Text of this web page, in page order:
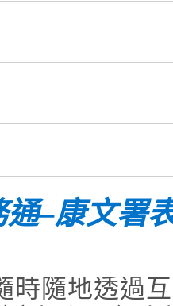
通–康文署
時隨地透過